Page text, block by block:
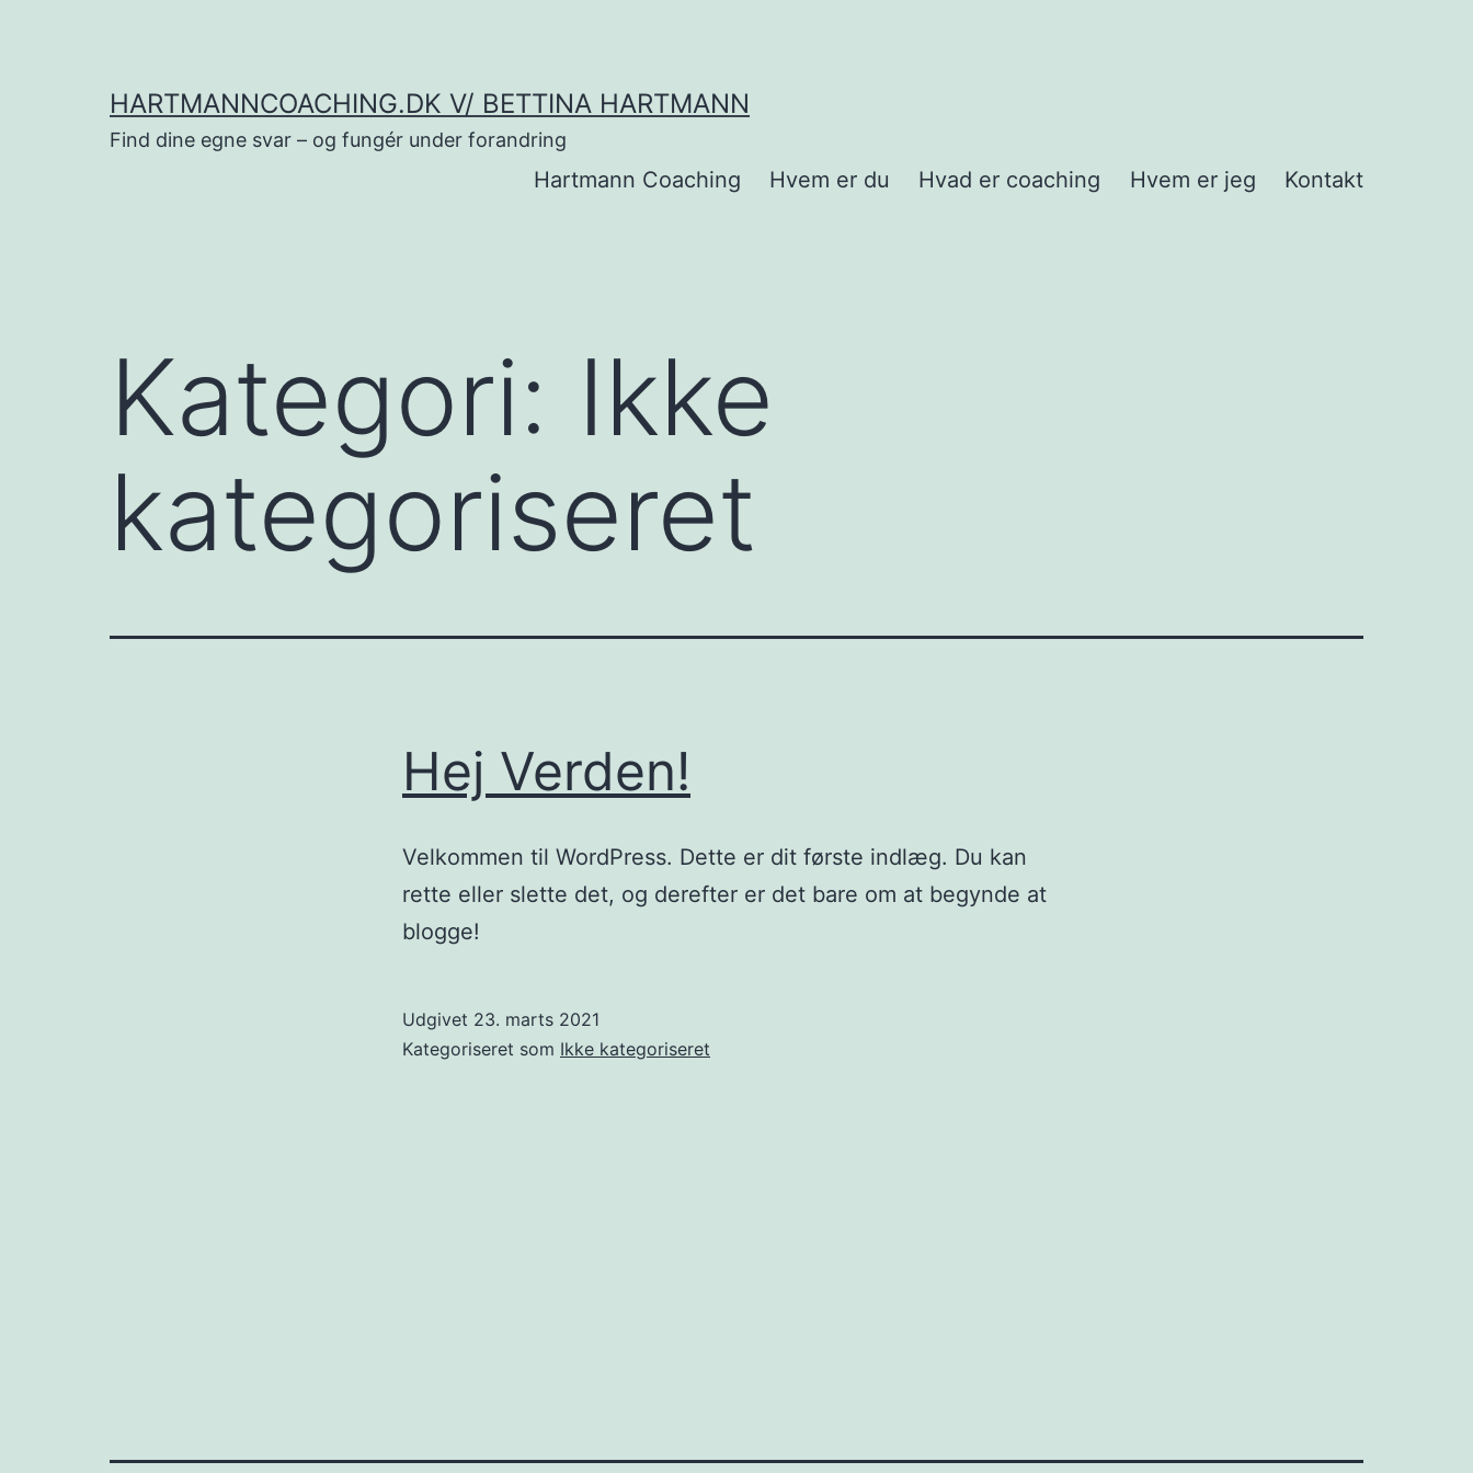
HARTMANNCOACHING.DK V/ BETTINA HARTMANN
Find dine egne svar – og fungér under forandring
Hartmann Coaching Hvem er du Hvad er coaching Hvem er jeg Kontakt
Kategori: Ikke
kategoriseret
Hej Verden!
Velkommen til WordPress. Dette er dit første indlæg. Du kan
rette eller slette det, og derefter er det bare om at begynde at
blogge!
Udgivet 23. marts 2021
Kategoriseret som Ikke kategoriseret